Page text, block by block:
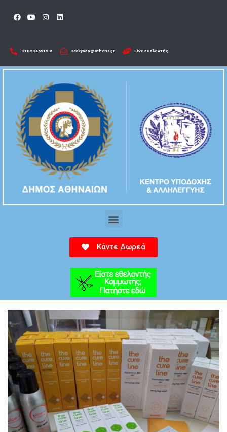
210 5246515-6​ seckyada@athens.gr Γίνε εθελοντής
Κάντε Δωρεά